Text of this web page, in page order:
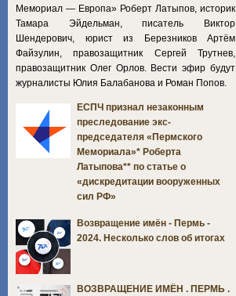
Мемориал — Европа» Роберт Латыпов, историк
Тамара Эйдельман, писатель Виктор
Шендерович, юрист из Березников Артём
Файзулин, правозащитник Сергей Трутнев,
правозащитник Олег Орлов. Вести эфир будут
журналисты Юлия Балабанова и Роман Попов.
ЕСПЧ признал незаконным
преследование экс-
председателя «Пермского
Мемориала»* Роберта
Латыпова** по статье о
«дискредитации вооруженных
сил РФ»
Возвращение имён - Пермь -
2024. Несколько слов об итогах
ВОЗВРАЩЕНИЕ ИМЁН . ПЕРМЬ .